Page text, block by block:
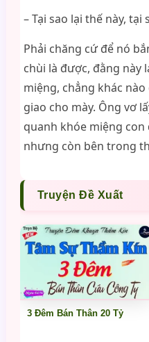
– Tại sao lại thế này, tại
Phải chăng cứ để nó
chùi là được, đằng này
miệng, chẳng khác
giao cho mày. Ông vơ
quanh khóe miệng
nhưng còn bên trong
Truyện Đề Xuất
3 Đêm Bán Thân 20 Tỷ